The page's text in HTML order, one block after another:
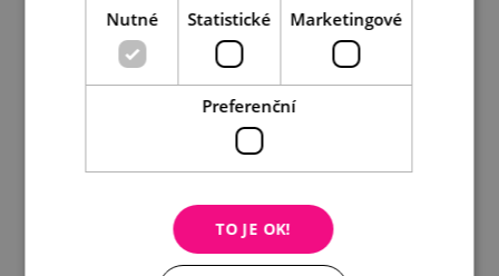
DETAIL DO KOŠÍKU
Nutné Statistické Marketingové
Preferenční
TO JE OK!